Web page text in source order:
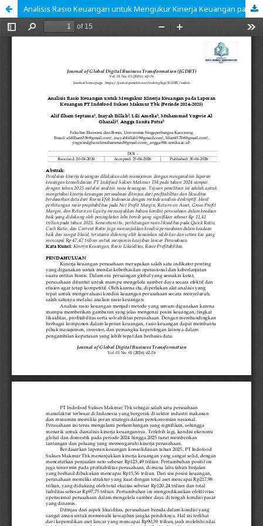
Analisis Rasio Keuangan untuk Mengukur Kinerja Keuangan pada Laporan Keuangan PT Indofood Sukses Makmur Tbk (Periode 2024-2025)